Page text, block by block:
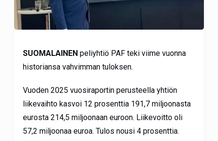
SUOMALAINENpeliyhtiö PAF teki viime vuonna
historiansa vahvimman tuloksen.
Vuoden 2025 vuosiraportin perusteella yhtiön
liikevaihto kasvoi 12 prosenttia 191,7 miljoonasta
eurosta 214,5 miljoonaan euroon. Liikevoitto oli
57,2 miljoonaa euroa. Tulos nousi 4 prosenttia.